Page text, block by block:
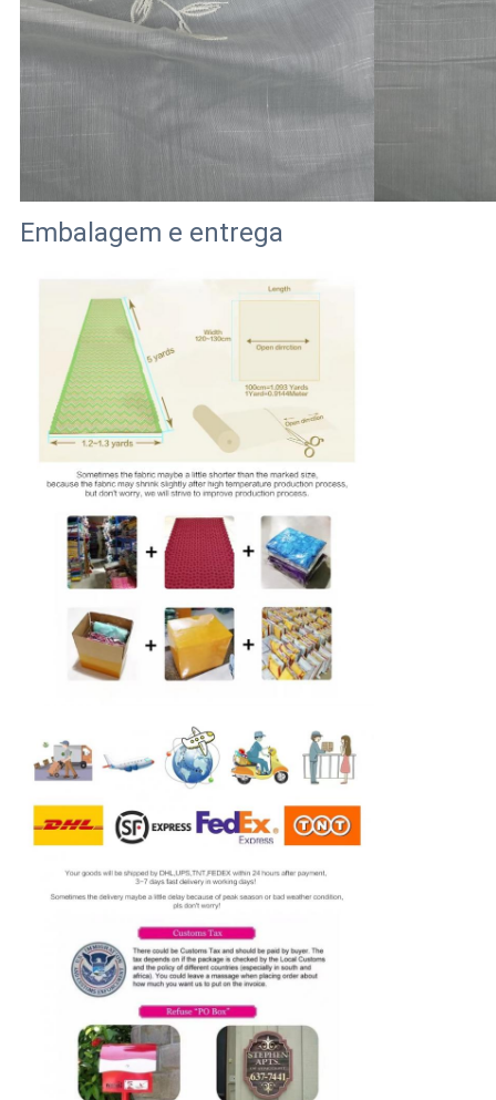
Embalagem e entrega